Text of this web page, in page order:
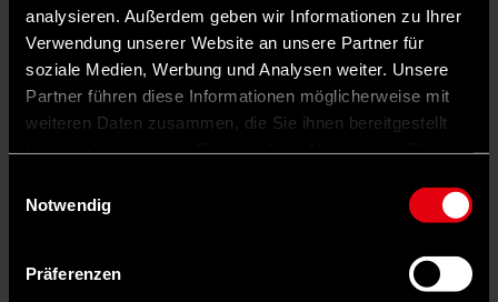
analysieren. Außerdem geben wir Informationen zu Ihrer
Verwendung unserer Website an unsere Partner für
soziale Medien, Werbung und Analysen weiter. Unsere
Partner führen diese Informationen möglicherweise mit
weiteren Daten zusammen, die Sie ihnen bereitgestellt
Notwendig
Präferenzen